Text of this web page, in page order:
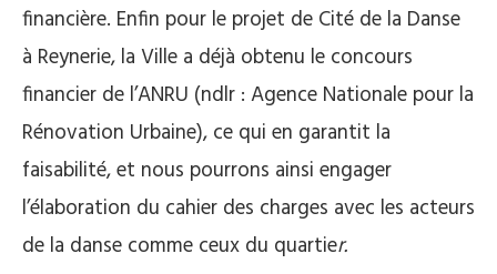
financière. Enfin pour le projet de Cité de la Danse
à Reynerie, la Ville a déjà obtenu le concours
financier de l’ANRU (ndlr : Agence Nationale pour la
Rénovation Urbaine), ce qui en garantit la
faisabilité, et nous pourrons ainsi engager
l’élaboration du cahier des charges avec les acteurs
de la danse comme ceux du quartier.